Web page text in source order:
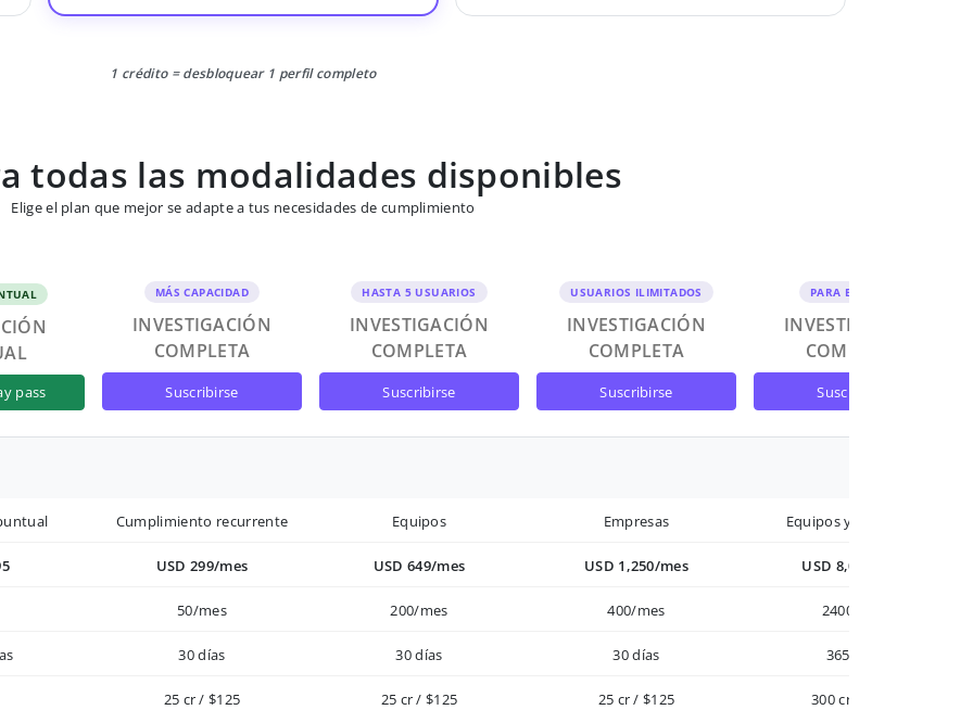
1 crédito = desbloquear 1 perfil completo
todas las modalidades disponibles
Elige el plan que mejor se adapte a tus necesidades de cumplimiento
pass
MÁS CAPACIDAD
INVESTIGACIÓN
COMPLETA
suscribirse
HASTA 5 USUARIOS
INVESTIGACIÓN
COMPLETA
suscribirse
USUARIOS ILIMITADOS
INVESTIGACIÓN
COMPLETA
suscribirse
PARA EQUIPOS
INVESTIGACIÓN
COMPLETA
suscribirse
Cumplimiento recurrente Equipos Empresas Equipos y Empresas
USD 299/mes USD 649/mes USD 1,250/mes USD 8,000/año
50/mes 200/mes 400/mes 2400/año
30 días 30 días 30 días 365 días
25 cr / $125 25 cr / $125 25 cr / $125 300 cr / $900